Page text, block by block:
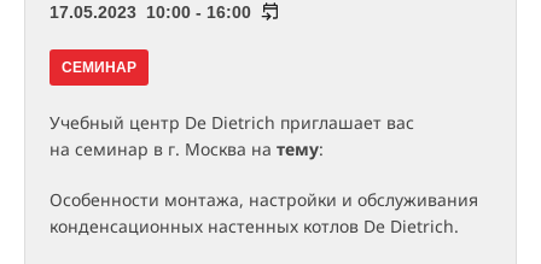
17.05.2023 10:00 - 16:00
СЕМИНАР
Учебный центр De Dietrich приглашает вас
на семинар в г. Москва на тему:
Особенности монтажа, настройки и обслуживания
конденсационных настенных котлов De Dietrich.